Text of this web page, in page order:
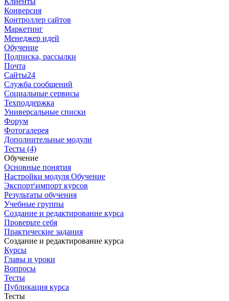
Конверсия
Контроллер сайтов
Маркетинг
Менеджер идей
Обучение
Подписка, рассылки
Почта
Сайты24
Служба сообщений
Социальные сервисы
Техподдержка
Универсальные списки
Форум
Фотогалерея
Дополнительные модули
Тесты (4)
Обучение
Основные понятия
Настройки модуля Обучение
Экспорт\импорт курсов
Результаты обучения
Учебные группы
Создание и редактирование курса
Проверьте себя
Практические задания
Создание и редактирование курса
Курсы
Главы и уроки
Вопросы
Тесты
Публикация курса
Тесты